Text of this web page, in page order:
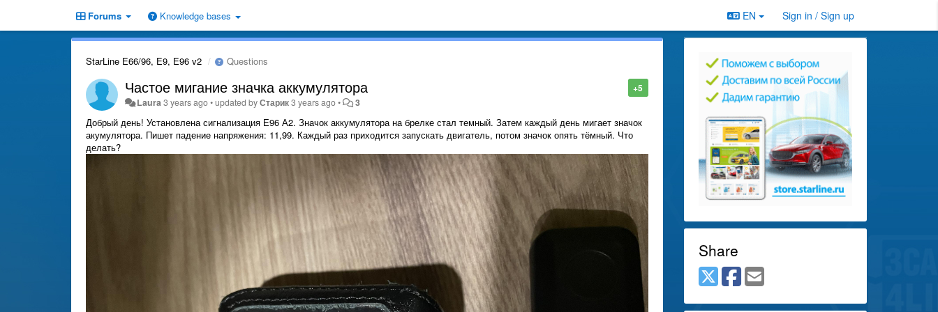
Forums Knowledge bases EN Sign in / Sign up
StarLine E66/96, E9, E96 v2 Questions
+5
Частое мигание значка аккумулятора
Laura3 years ago•updated byСтарик3 years ago• 3
Добрый день! Установлена сигнализация Е96 А2. Значок аккумулятора на брелке стал темный. Затем каждый день мигает значок
акумулятора. Пишет падение напряжения: 11,99. Каждый раз приходится запускать двигатель, потом значок опять тёмный. Что
делать?
Share